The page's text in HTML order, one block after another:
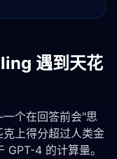
遇到天花
个在回答前会"思
上得分超过人类金
GPT-4 的计算量。